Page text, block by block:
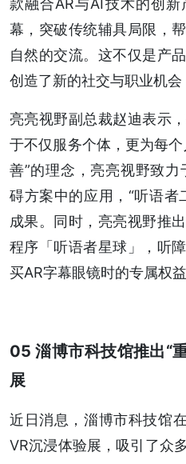
款融合AR与AI技术的创
幕，突破传统辅具局限，
自然的交流。这不仅是产
创造了新的社交与职业机会
亮亮视野副总裁赵迪表示
于不仅服务个体，更为每
善”的理念，亮亮视野致
碍方案中的应用，“听语者
成果。同时，亮亮视野推
程序「听语者星球」，听
买AR字幕眼镜时的专属权
05 淄博市科技馆推出“
展
近日消息，淄博市科技馆
VR沉浸体验展，吸引了众